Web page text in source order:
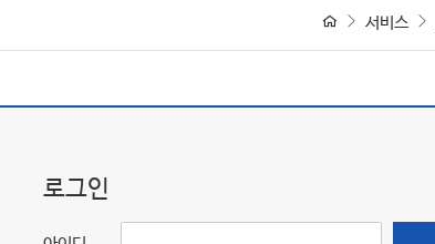
서비스
로그인